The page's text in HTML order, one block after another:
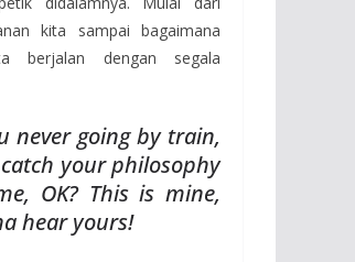
kita sampai bagaimana
berjalan dengan segala
never going by train,
your philosophy
OK? This is mine,
hear yours!